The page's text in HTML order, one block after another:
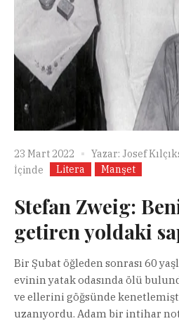
23 Mart 2022 Yazar: Josef
İçinde
Litera Manşet
Stefan Zweig:
getiren yoldaki
Bir Şubat öğleden sonrası 60
evinin yatak odasında ölü
ve ellerini göğsünde
uzanıyordu. Adam bir intihar